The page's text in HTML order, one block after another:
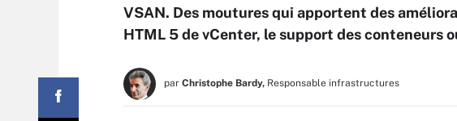
VSAN. Des moutures qui apportent des
HTML 5 de vCenter, le support des conteneurs
par Christophe Bardy, Responsable infrastructures